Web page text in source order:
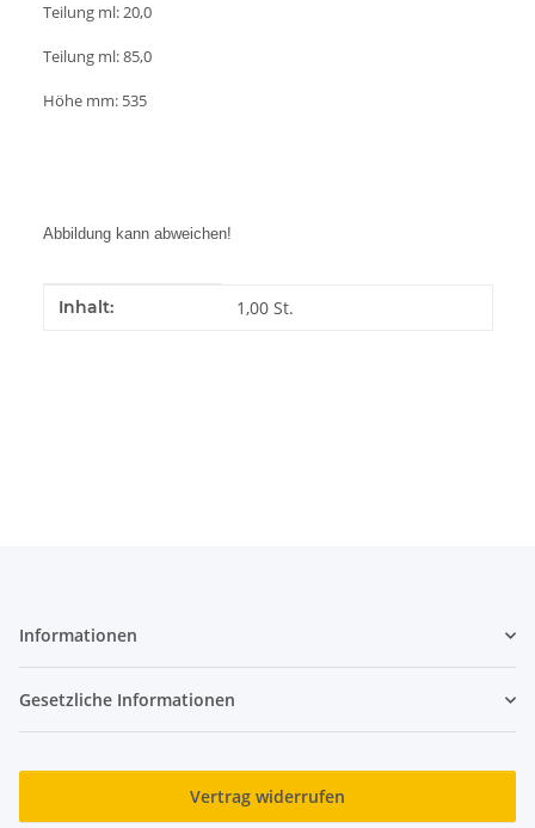
Teilung ml: 20,0
Teilung ml: 85,0
Höhe mm: 535
Abbildung kann abweichen!
Produkteigenschaft
Wert
Inhalt: 1,00 St.
Informationen
Gesetzliche Informationen
Vertrag widerrufen